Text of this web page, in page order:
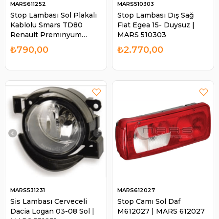
Stop Lambası Sol Plakalı
Kablolu Smars TD80
Renault Premınyum
M611252 | MARS 611252
MARS611252
₺790,00
Stop Lambası Dış Sağ
Fiat Egea 15- Duysuz |
MARS 510303
MARS510303
₺2.770,00
Sis Lambası Cerveceli
Dacia Logan 03-08 Sol |
MARS531231
Stop Camı Sol Daf
M612027 | MARS 612027
MARS612027